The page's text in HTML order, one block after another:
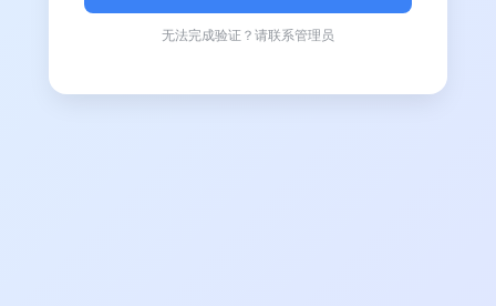
无法完成验证？请联系管理员